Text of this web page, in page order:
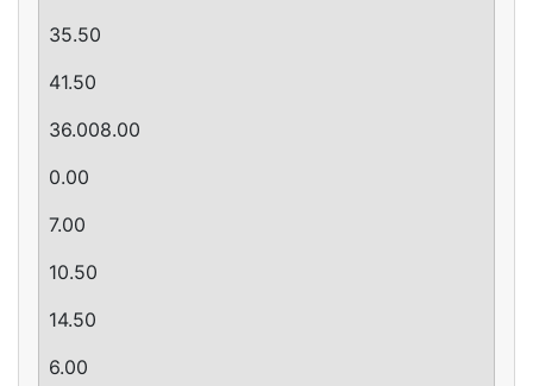
35.50
41.50
36.008.00
0.00
7.00
10.50
14.50
­6.00